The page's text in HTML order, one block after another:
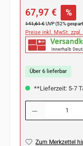
Verkaufspreis:
67,97 € %
Regulärer Preis:
141,61 €UVP (52%
Preise inkl. MwSt.
Über 6 lieferbar
**Lieferzeit: 5-7
Produkt Anzahl: Gib
Zum Merkzettel